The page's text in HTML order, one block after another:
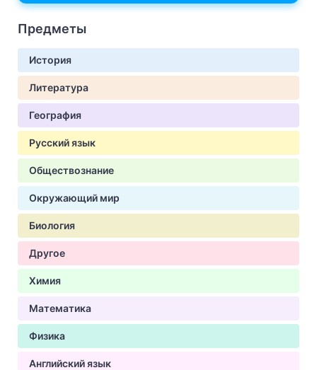
Предметы
История
Литература
География
Русский язык
Обществознание
Окружающий мир
Биология
Другое
Химия
Математика
Физика
Английский язык